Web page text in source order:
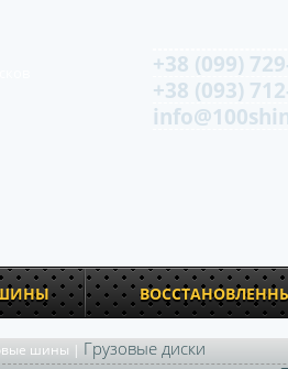
+38 (099)
+38 (093)
шины | Грузовые диски